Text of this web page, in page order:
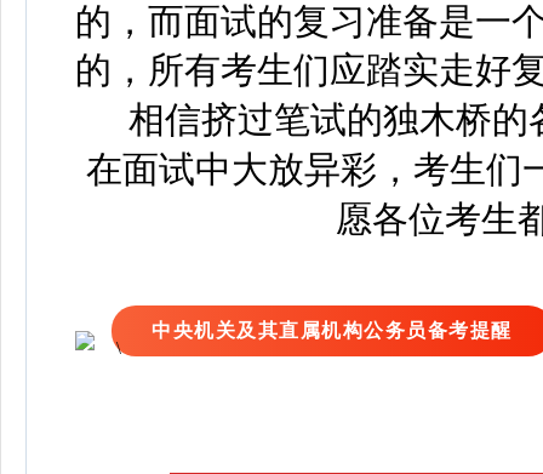
的，而面试的复习准备是一
的，所有考生们应踏实走好
相信挤过笔试的独木桥的
在面试中大放异彩，考生们
愿各位考生
中央机关及其直属机构公务员备考提醒